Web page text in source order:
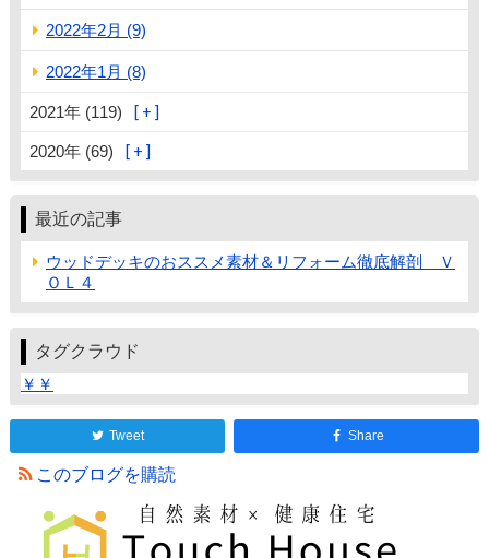
2022年2月 (9)
2022年1月 (8)
2021年 (119)
2020年 (69)
最近の記事
ウッドデッキのおススメ素材＆リフォーム徹底解剖 Ｖ
ＯＬ４
タグクラウド
￥￥
Tweet Share
このブログを購読